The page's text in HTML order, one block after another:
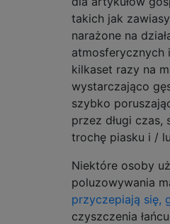
takich jak
narażone na
atmosferycznych
kilkaset razy na
wystarczająco
szybko
przez długi
trochę piasku i /
Niektóre osoby
poluzowywania
przyczepiają się,
czyszczenia